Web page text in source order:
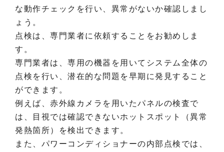
な動作チェックを行い、異常がないか確認しまし
ょう。
点検は、専門業者に依頼することをお勧めしま
す。
専門業者は、専用の機器を用いてシステム全体の
点検を行い、潜在的な問題を早期に発見すること
ができます。
例えば、赤外線カメラを用いたパネルの検査で
は、目視では確認できないホットスポット（異常
発熱箇所）を検出できます。
また、パワーコンディショナーの内部点検では、